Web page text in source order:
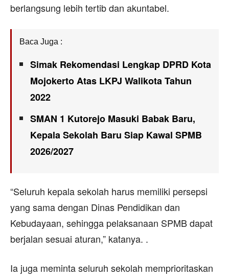
berlangsung lebih tertib dan akuntabel.
Baca Juga :
Simak Rekomendasi Lengkap DPRD Kota
Mojokerto Atas LKPJ Walikota Tahun
2022
SMAN 1 Kutorejo Masuki Babak Baru,
Kepala Sekolah Baru Siap Kawal SPMB
2026/2027
“Seluruh kepala sekolah harus memiliki persepsi
yang sama dengan Dinas Pendidikan dan
Kebudayaan, sehingga pelaksanaan SPMB dapat
berjalan sesuai aturan,” katanya. .
Ia juga meminta seluruh sekolah memprioritaskan